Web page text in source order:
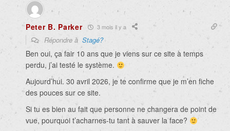
Peter B. Parker 3 mois il y a
Répondre à Stagé?
Ben oui, ça fair 10 ans que je viens sur ce site à temps
perdu, j’ai testé le système.
Aujourd’hui. 30 avril 2026, je te confirme que je m’en fiche
des pouces sur ce site.
Si tu es bien au fait que personne ne changera de point de
vue, pourquoi t’acharnes-tu tant à sauver la face?